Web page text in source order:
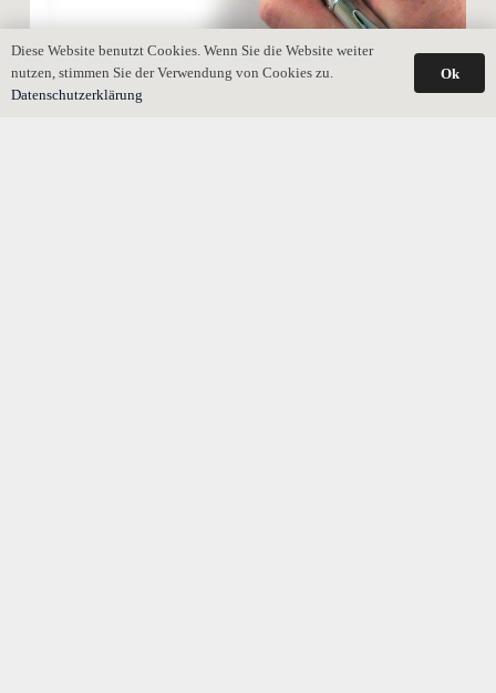
Testamentsauslegung bei nicht konkreter
Diese Website benutzt Cookies. Wenn Sie die Website weiter
nutzen, stimmen Sie der Verwendung von Cookies zu.
Datenschutzerklärung
Ok